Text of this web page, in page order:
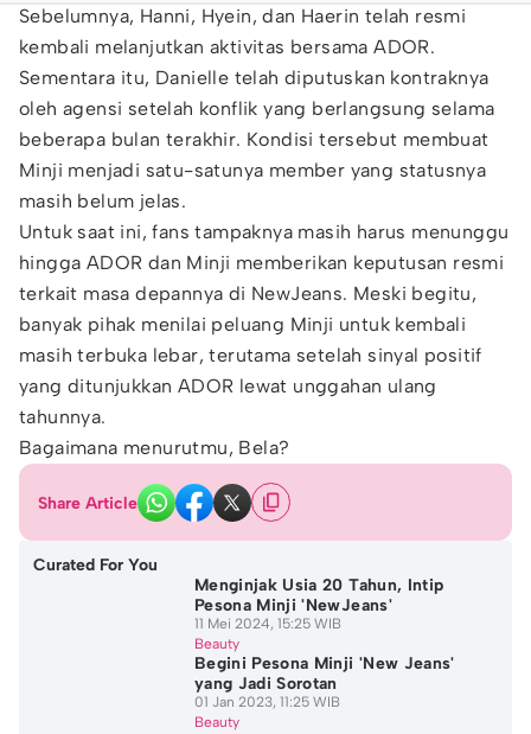
Sebelumnya, Hanni, Hyein, dan Haerin telah resmi
kembali melanjutkan aktivitas bersama ADOR.
Sementara itu, Danielle telah diputuskan kontraknya
oleh agensi setelah konflik yang berlangsung selama
beberapa bulan terakhir. Kondisi tersebut membuat
Minji menjadi satu-satunya member yang statusnya
masih belum jelas.
Untuk saat ini, fans tampaknya masih harus menunggu
hingga ADOR dan Minji memberikan keputusan resmi
terkait masa depannya di NewJeans. Meski begitu,
banyak pihak menilai peluang Minji untuk kembali
masih terbuka lebar, terutama setelah sinyal positif
yang ditunjukkan ADOR lewat unggahan ulang
tahunnya.
Bagaimana menurutmu, Bela?
Share Article
Curated For You
Menginjak Usia 20 Tahun, Intip
Pesona Minji 'NewJeans'
11 Mei 2024, 15:25 WIB
Beauty
Begini Pesona Minji 'New Jeans'
yang Jadi Sorotan
01 Jan 2023, 11:25 WIB
Beauty